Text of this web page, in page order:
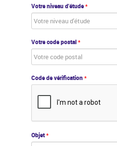
Votre niveau d'étude *
Votre code postal *
Code de vérification *
Objet *